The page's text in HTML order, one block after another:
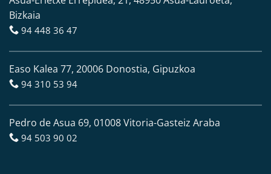
Bizkaia
94 448 36 47
Easo Kalea 77, 20006 Donostia, Gipuzkoa
94 310 53 94
Pedro de Asua 69, 01008 Vitoria-Gasteiz Araba
94 503 90 02